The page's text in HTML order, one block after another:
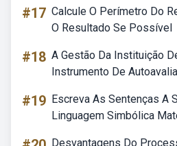
#17 Calcule O Perímetro Do
O Resultado Se Possível
#18 A Gestão Da Instituição
Instrumento De
#19 Escreva As Sentenças A
Linguagem Simbólica
Desvantagens Do